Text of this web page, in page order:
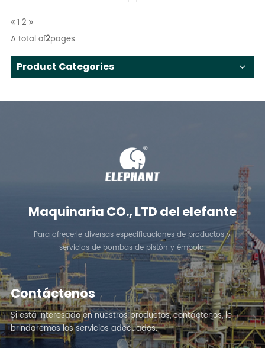
1 2
A total of2pages
Product Categories
Maquinaria CO., LTD del elefante
Para ofrecerle diversas especificaciones de productos y
servicios de bombas de pistón y émbolo.
Contáctenos
Si está interesado en nuestros productos, contáctenos, le
brindaremos los servicios adecuados.